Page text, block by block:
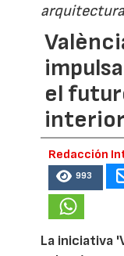
el
Redacción
993
La iniciativa